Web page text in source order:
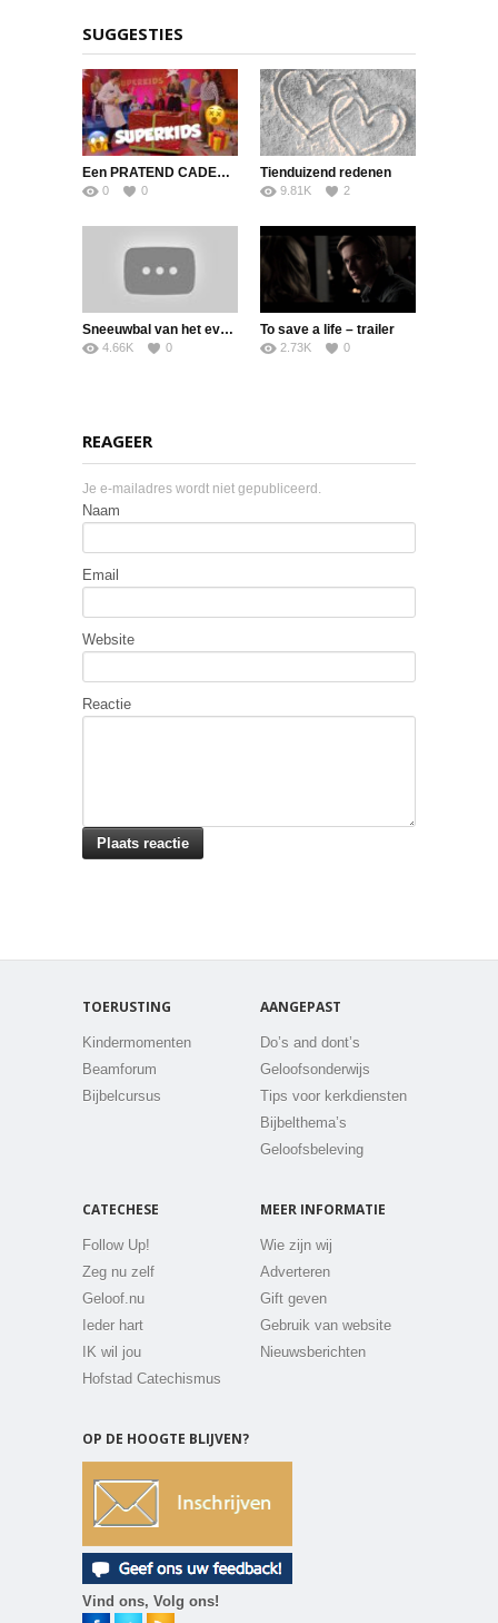
SUGGESTIES
Een PRATEND CADEAU?! | SuperKids Online
0 0
Tienduizend redenen
9.81K 2
Sneeuwbal van het evangelie
4.66K 0
To save a life – trailer
2.73K 0
REAGEER
Je e-mailadres wordt niet gepubliceerd.
Naam
Email
Website
Reactie
TOERUSTING
Kindermomenten
Beamforum
Bijbelcursus
AANGEPAST
Do’s and dont’s
Geloofsonderwijs
Tips voor kerkdiensten
Bijbelthema’s
Geloofsbeleving
CATECHESE
Follow Up!
Zeg nu zelf
Geloof.nu
Ieder hart
IK wil jou
Hofstad Catechismus
MEER INFORMATIE
Wie zijn wij
Adverteren
Gift geven
Gebruik van website
Nieuwsberichten
OP DE HOOGTE BLIJVEN?
Vind ons, Volg ons!